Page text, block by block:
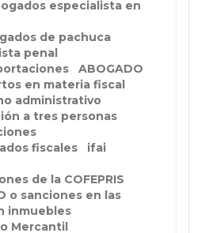
especialista en
de pachuca
penal
ABOGADO
en materia fiscal
administrativo
a tres personas
fiscales
ifai
de la COFEPRIS
o sanciones en las
inmuebles
Mercantil